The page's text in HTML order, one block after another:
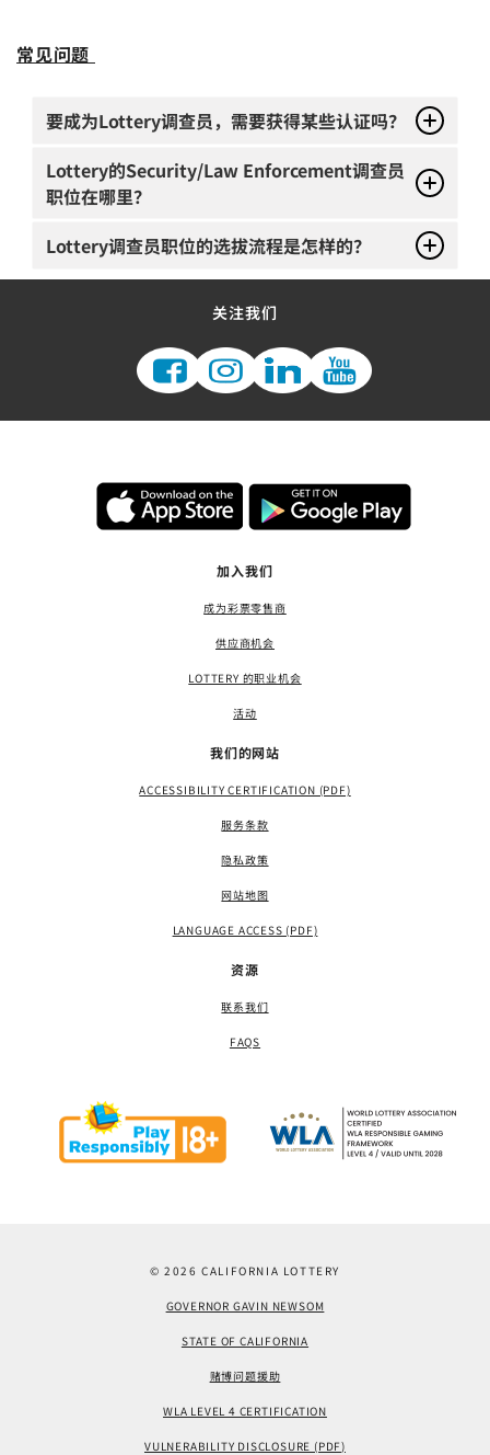
常见问题
要成为Lottery调查员，需要获得某些认证吗？
Lottery的Security/Law Enforcement调查员
职位在哪里？
Lottery调查员职位的选拔流程是怎样的？
关注我们
加入我们
成为彩票零售商
供应商机会
LOTTERY 的职业机会
活动
我们的网站
ACCESSIBILITY CERTIFICATION (PDF)
服务条款
隐私政策
网站地图
LANGUAGE ACCESS (PDF)
资源
联系我们
FAQS
© 2026 CALIFORNIA LOTTERY
GOVERNOR GAVIN NEWSOM
STATE OF CALIFORNIA
赌博问题援助
WLA LEVEL 4 CERTIFICATION
VULNERABILITY DISCLOSURE (PDF)